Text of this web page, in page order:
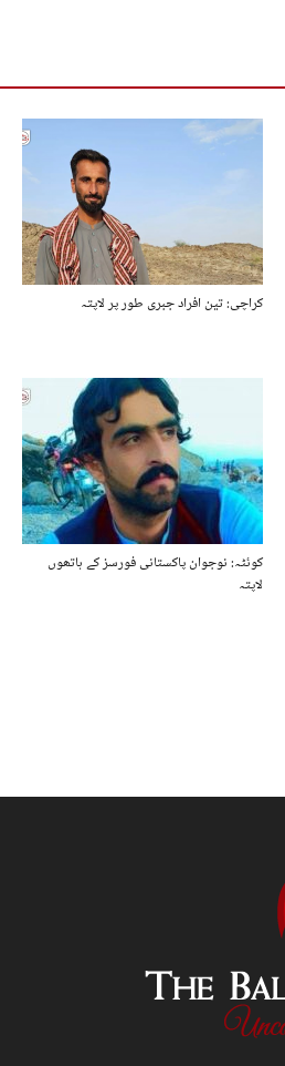
کراچی: تین افراد جبری طور پر لاپتہ
کوئٹہ: نوجوان پاکستانی فورسز کے ہاتھوں
لاپتہ